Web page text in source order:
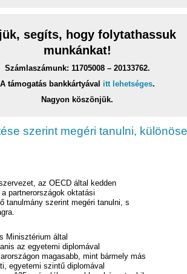
segíts, hogy folytathassuk
munkánkat!
Számlaszámunk: 11705008 – 20133762.
A támogatás bankkártyával itt lehetséges.
Nagyon köszönjük.
szerint megéri tanulni,
az OECD által kedden
partnerországok oktatási
tanulmány szerint megéri tanulni, s
Minisztérium által
az egyetemi diplomával
magasabb, mint bármely más
egyetemi szintű diplomával